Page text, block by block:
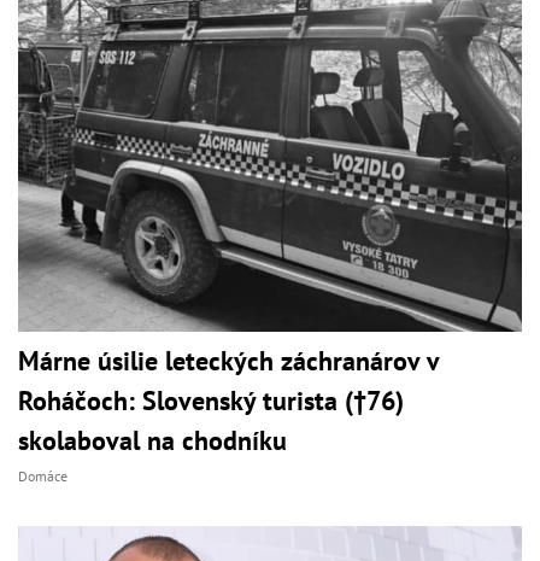
Márne úsilie leteckých záchranárov v
Roháčoch: Slovenský turista (†76)
skolaboval na chodníku
Domáce